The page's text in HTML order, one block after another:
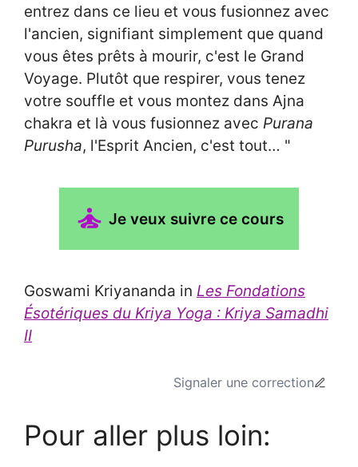
entrez dans ce lieu et vous fusionnez avec
l'ancien, signifiant simplement que quand
vous êtes prêts à mourir, c'est le Grand
Voyage. Plutôt que respirer, vous tenez
votre souffle et vous montez dans Ajna
chakra et là vous fusionnez avec Purana
Purusha, l'Esprit Ancien, c'est tout… "
Je veux suivre ce cours
Goswami Kriyananda in Les Fondations
Ésotériques du Kriya Yoga : Kriya Samadhi
II
Signaler une correction
Pour aller plus loin: